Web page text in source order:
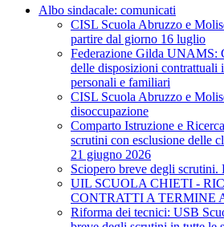
Albo sindacale: comunicati
CISL Scuola Abruzzo e
partire dal giorno 16 luglio
Federazione Gilda UNAMS:
delle disposizioni contrattuali
personali e familiari
CISL Scuola Abruzzo e
disoccupazione
Comparto Istruzione e
scrutini con esclusione delle
21 giugno 2026
Sciopero breve degli scrutini.
UIL SCUOLA CHIETI -
CONTRATTI A TERMINE
Riforma dei tecnici: USB